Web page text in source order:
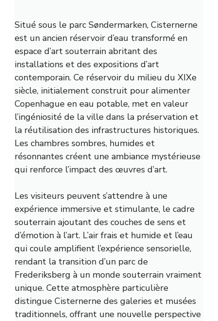
Situé sous le parc Søndermarken, Cisternerne
est un ancien réservoir d’eau transformé en
espace d’art souterrain abritant des
installations et des expositions d’art
contemporain. Ce réservoir du milieu du XIXe
siècle, initialement construit pour alimenter
Copenhague en eau potable, met en valeur
l’ingéniosité de la ville dans la préservation et
la réutilisation des infrastructures historiques.
Les chambres sombres, humides et
résonnantes créent une ambiance mystérieuse
qui renforce l’impact des œuvres d’art.
Les visiteurs peuvent s’attendre à une
expérience immersive et stimulante, le cadre
souterrain ajoutant des couches de sens et
d’émotion à l’art. L’air frais et humide et l’eau
qui coule amplifient l’expérience sensorielle,
rendant la transition d’un parc de
Frederiksberg à un monde souterrain vraiment
unique. Cette atmosphère particulière
distingue Cisternerne des galeries et musées
traditionnels, offrant une nouvelle perspective